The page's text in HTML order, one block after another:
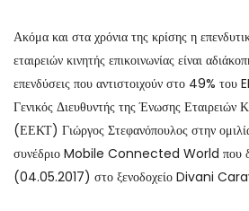
Ακόμα και στα χρόνια της κρίσης η
εταιρειών κινητής επικοινωνίας είναι
επενδύσεις που αντιστοιχούν στο 49% του
Γενικός Διευθυντής της Ένωσης Εταιρειών
(ΕΕΚΤ) Γιώργος Στεφανόπουλος στην
συνέδριο Mobile Connected World που
(04.05.2017) στο ξενοδοχείο Divani